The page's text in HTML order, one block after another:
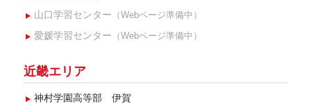
山口学習センター （Webページ準備中）
愛媛学習センター （Webページ準備中）
近畿エリア
神村学園高等部 伊賀